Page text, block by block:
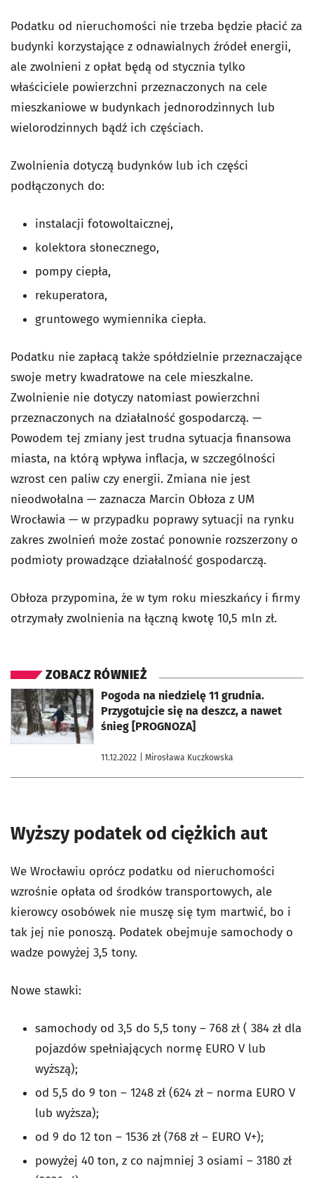
Podatku od nieruchomości nie trzeba będzie płacić za
budynki korzystające z odnawialnych źródeł energii,
ale zwolnieni z opłat będą od stycznia tylko
właściciele powierzchni przeznaczonych na cele
mieszkaniowe w budynkach jednorodzinnych lub
wielorodzinnych bądź ich częściach.
Zwolnienia dotyczą budynków lub ich części
podłączonych do:
instalacji fotowoltaicznej,
kolektora słonecznego,
pompy ciepła,
rekuperatora,
gruntowego wymiennika ciepła.
Podatku nie zapłacą także spółdzielnie przeznaczające
swoje metry kwadratowe na cele mieszkalne.
Zwolnienie nie dotyczy natomiast powierzchni
przeznaczonych na działalność gospodarczą. —
Powodem tej zmiany jest trudna sytuacja finansowa
miasta, na którą wpływa inflacja, w szczególności
wzrost cen paliw czy energii. Zmiana nie jest
nieodwołalna — zaznacza Marcin Obłoza z UM
Wrocławia — w przypadku poprawy sytuacji na rynku
zakres zwolnień może zostać ponownie rozszerzony o
podmioty prowadzące działalność gospodarczą.
Obłoza przypomina, że w tym roku mieszkańcy i firmy
otrzymały zwolnienia na łączną kwotę 10,5 mln zł.
ZOBACZ RÓWNIEŻ
Pogoda na niedzielę 11 grudnia.
Przygotujcie się na deszcz, a nawet
śnieg [PROGNOZA]
11.12.2022 | Mirosława Kuczkowska
otworzy się w nowej karcie
Wyższy podatek od ciężkich aut
We Wrocławiu oprócz podatku od nieruchomości
wzrośnie opłata od środków transportowych, ale
kierowcy osobówek nie muszę się tym martwić, bo i
tak jej nie ponoszą. Podatek obejmuje samochody o
wadze powyżej 3,5 tony.
Nowe stawki:
samochody od 3,5 do 5,5 tony – 768 zł ( 384 zł dla
pojazdów spełniających normę EURO V lub
wyższą);
od 5,5 do 9 ton – 1248 zł (624 zł – norma EURO V
lub wyższa);
od 9 do 12 ton – 1536 zł (768 zł – EURO V+);
powyżej 40 ton, z co najmniej 3 osiami – 3180 zł